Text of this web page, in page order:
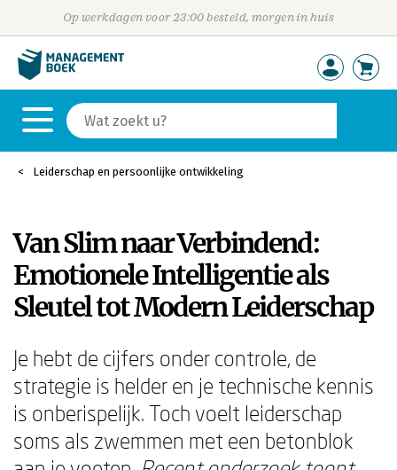
Op werkdagen voor 23:00 besteld, morgen in huis
Leiderschap en persoonlijke ontwikkeling
Van Slim naar Verbindend:
Emotionele Intelligentie als
Sleutel tot Modern Leiderschap
Je hebt de cijfers onder controle, de
strategie is helder en je technische kennis
is onberispelijk. Toch voelt leiderschap
soms als zwemmen met een betonblok